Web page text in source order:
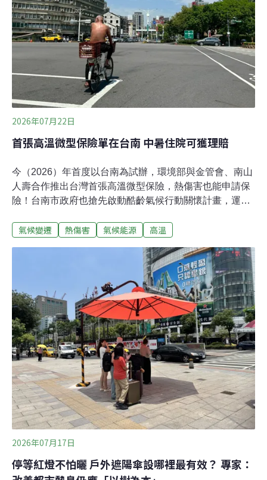
石花菜等海產。當地聚落的女性在潮間帶從事捕撈工作維
持家計，形成獨特的海女文化。走一趟馬崗漁港，可以看
見就地取材搭建的石頭屋，不只牆面厚，且家屋層疊錯
落，展現臨海聚落的建築智慧。不過，由於早年居民大多
是口頭向地主租地蓋房，後來村內土地多被商棋公
2026年07月22日
首張高溫微型保險單在台南 中暑住院可獲理賠
今（2026）年首度以台南為試辦，環境部與金管會、南山
人壽合作推出台灣首張高溫微型保險，熱傷害也能申請保
險！台南市政府也搶先啟動酷齡氣候行動關懷計畫，運用
電話問安與到府訪視，並引導至Cool Map涼適點，降低長
預警結合社福關懷環境部20日與金管會、衛福部社會及家
庭署、台南市政府及南山人壽共同舉辦「高溫關懷不漏接
起跑記者會」，宣布啟動「酷齡行動」（CoolAge
Action）並將會在今年7月起，在台南市試辦一年台灣首個
「高溫微型保險試辦案」，保障對象為15～75歲的中、低
收入戶，以及領取中低收入老人生活津貼者，預計觸及3.2
萬名弱勢族群。
氣候變遷 熱傷害 氣候能源 高溫
2026年07月17日
停等紅燈不怕曬 戶外遮陽傘設哪裡最有效？ 專家：